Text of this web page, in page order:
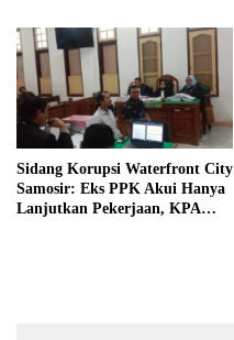
Sidang Korupsi Waterfront City
Samosir: Eks PPK Akui Hanya
Lanjutkan Pekerjaan, KPA